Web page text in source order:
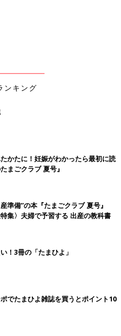
ファルスカ）のベッドサイドベ
が可能で、添い寝や夜中の授乳を
ちらの方は
ドは必ず付属のサポートベルト
間ができないようしっかり固定す
んが落下しないよう目を離さない
ンキング
かたに！妊娠がわかったら最初に読
まごクラブ 夏号』
準備”の本『たまごクラブ 夏号』
特集〉夫婦で予習する 出産の教科書
！3冊の「たまひよ」
でたまひよ雑誌を買うとポイント10